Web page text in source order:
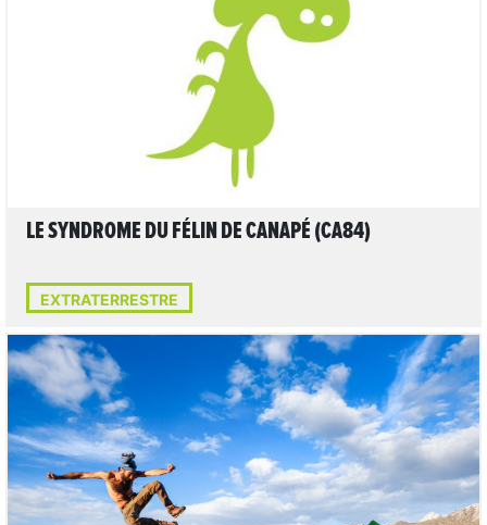
LIRE L'ARTICLE
LE SYNDROME DU FÉLIN DE CANAPÉ (CA84)
EXTRATERRESTRE
LIRE L'ARTICLE